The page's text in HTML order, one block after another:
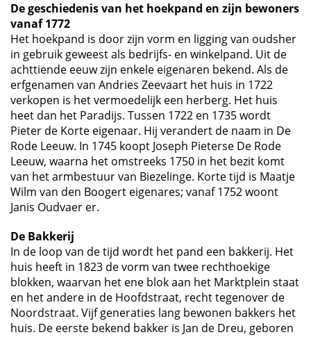
De geschiedenis van het hoekpand en zijn bewoners
vanaf 1772
Het hoekpand is door zijn vorm en ligging van oudsher
in gebruik geweest als bedrijfs- en winkelpand. Uit de
achttiende eeuw zijn enkele eigenaren bekend. Als de
erfgenamen van Andries Zeevaart het huis in 1722
verkopen is het vermoedelijk een herberg. Het huis
heet dan het Paradijs. Tussen 1722 en 1735 wordt
Pieter de Korte eigenaar. Hij verandert de naam in De
Rode Leeuw. In 1745 koopt Joseph Pieterse De Rode
Leeuw, waarna het omstreeks 1750 in het bezit komt
van het armbestuur van Biezelinge. Korte tijd is Maatje
Wilm van den Boogert eigenares; vanaf 1752 woont
Janis Oudvaer er.
De Bakkerij
In de loop van de tijd wordt het pand een bakkerij. Het
huis heeft in 1823 de vorm van twee rechthoekige
blokken, waarvan het ene blok aan het Marktplein staat
en het andere in de Hoofdstraat, recht tegenover de
Noordstraat. Vijf generaties lang bewonen bakkers het
huis. De eerste bekend bakker is Jan de Dreu, geboren